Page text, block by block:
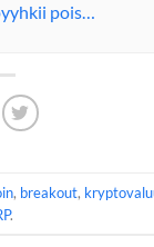
pois…
, breakout,
.